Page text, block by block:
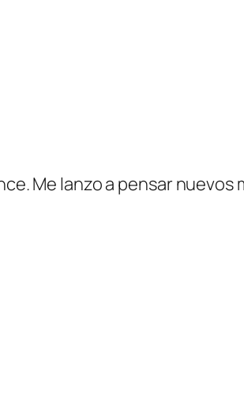
Me lanzo a pensar nuevos